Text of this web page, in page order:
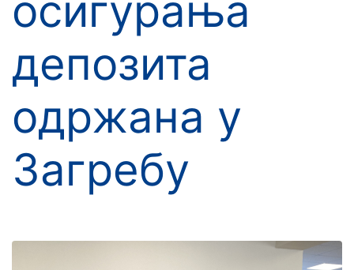
осигурања
депозита
одржана у
Загребу